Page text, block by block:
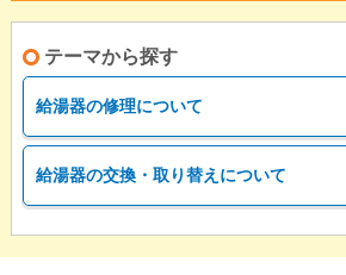
テーマから探す
給湯器の修理について
給湯器の交換・取り替えについて